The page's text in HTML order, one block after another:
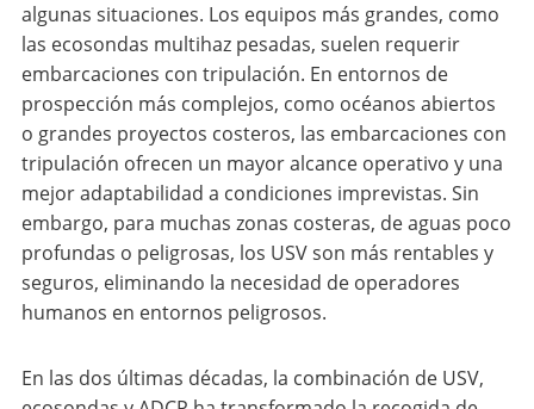
algunas situaciones. Los equipos más grandes, como
las ecosondas multihaz pesadas, suelen requerir
embarcaciones con tripulación. En entornos de
prospección más complejos, como océanos abiertos
o grandes proyectos costeros, las embarcaciones con
tripulación ofrecen un mayor alcance operativo y una
mejor adaptabilidad a condiciones imprevistas. Sin
embargo, para muchas zonas costeras, de aguas poco
profundas o peligrosas, los USV son más rentables y
seguros, eliminando la necesidad de operadores
humanos en entornos peligrosos.
En las dos últimas décadas, la combinación de USV,